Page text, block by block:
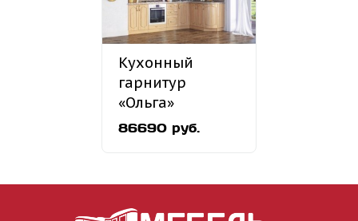
Кухонный
гарнитур
«Ольга»
2600х1500 мм
86690 руб.